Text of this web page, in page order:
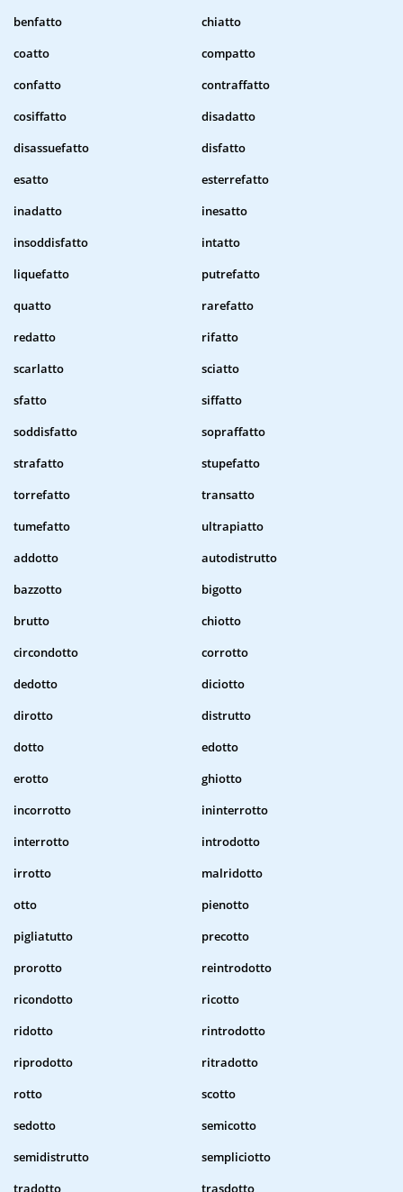
benfatto
chiatto
coatto
compatto
confatto
contraffatto
cosiffatto
disadatto
disassuefatto
disfatto
esatto
esterrefatto
inadatto
inesatto
insoddisfatto
intatto
liquefatto
putrefatto
quatto
rarefatto
redatto
rifatto
scarlatto
sciatto
sfatto
siffatto
soddisfatto
sopraffatto
strafatto
stupefatto
torrefatto
transatto
tumefatto
ultrapiatto
addotto
autodistrutto
bazzotto
bigotto
brutto
chiotto
circondotto
corrotto
dedotto
diciotto
dirotto
distrutto
dotto
edotto
erotto
ghiotto
incorrotto
ininterrotto
interrotto
introdotto
irrotto
malridotto
otto
pienotto
pigliatutto
precotto
prorotto
reintrodotto
ricondotto
ricotto
ridotto
rintrodotto
riprodotto
ritradotto
rotto
scotto
sedotto
semicotto
semidistrutto
sempliciotto
tradotto
trasdotto